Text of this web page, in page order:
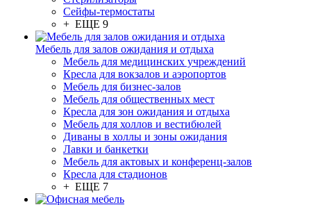
Сейфы-термостаты
+ ЕЩЕ 9
Мебель для залов ожидания и отдыха
Мебель для медицинских учреждений
Кресла для вокзалов и аэропортов
Мебель для бизнес-залов
Мебель для общественных мест
Кресла для зон ожидания и отдыха
Мебель для холлов и вестибюлей
Диваны в холлы и зоны ожидания
Лавки и банкетки
Мебель для актовых и конференц-залов
Кресла для стадионов
+ ЕЩЕ 7